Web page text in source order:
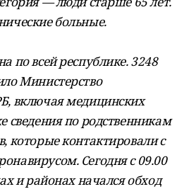
больные.
по всей республике. 3248
Министерство
включая медицинских
сведения по родственникам
которые контактировали с
Сегодня с 09.00
и районах начался обход